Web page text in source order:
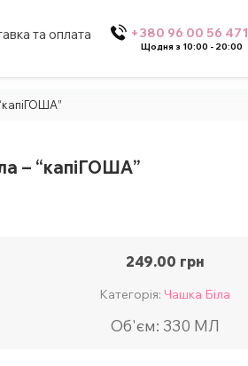
та оплата +380 96 00 56 471
Щодня з 10:00 - 20:00
– “капіГОША”
249.00 грн
Категорія: Чашка Біла
Об'єм: 330 МЛ